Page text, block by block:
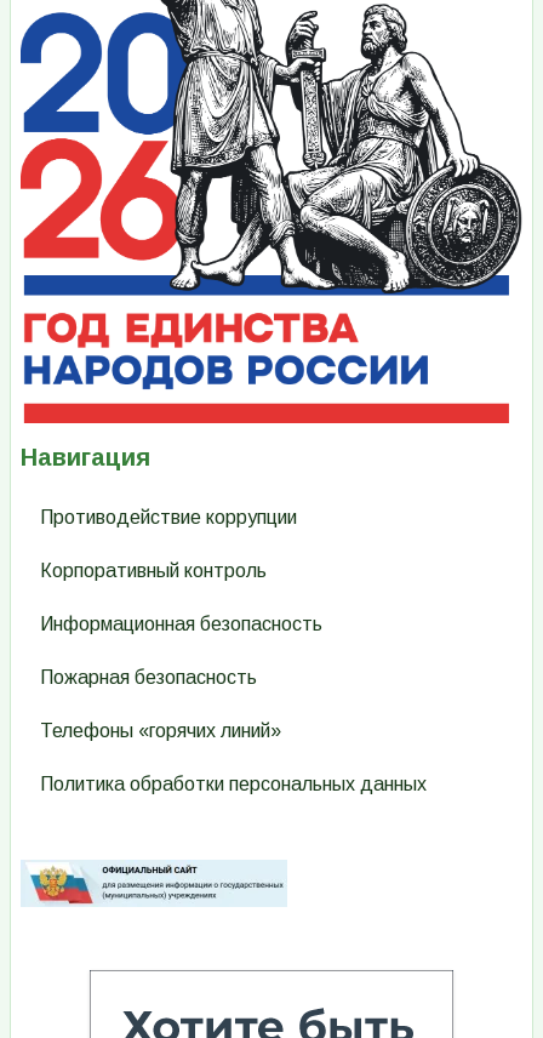
Навигация
Противодействие коррупции
Корпоративный контроль
Информационная безопасность
Пожарная безопасность
Телефоны «горячих линий»
Политика обработки персональных данных
Изображение